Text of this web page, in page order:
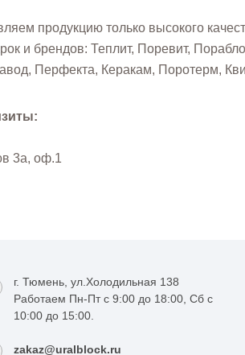
продукцию только высокого
и брендов: Теплит, Поревит,
Перфекта, Керакам, Поротерм,
3а, оф.1
г. Тюмень, ул.Холодильная 138
Работаем Пн-Пт с 9:00 до 18:00, Сб с
10:00 до 15:00.
zakaz@uralblock.ru